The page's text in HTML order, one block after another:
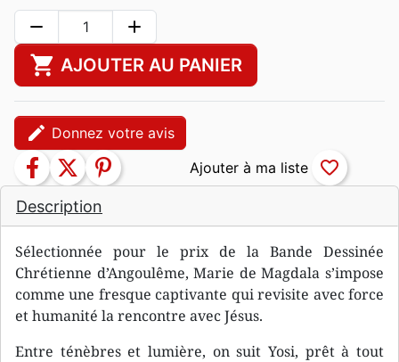
Description
Sélectionnée pour le prix de la Bande Dessinée
Chrétienne d’Angoulême, Marie de Magdala s’impose
comme une fresque captivante qui revisite avec force
et humanité la rencontre avec Jésus.
Entre ténèbres et lumière, on suit Yosi, prêt à tout
remove add
shopping_cart AJOUTER AU PANIER
edit Donnez votre avis
facebook twitter pinterest favorite_border